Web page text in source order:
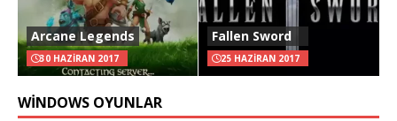
Arcane Legends
30 HAZIRAN 2017
Fallen Sword
25 HAZIRAN 2017
WINDOWS OYUNLAR